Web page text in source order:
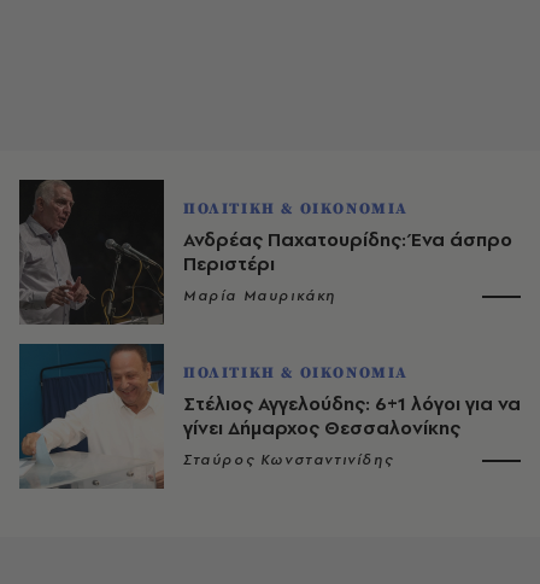
ΠΟΛΙΤΙΚΗ & ΟΙΚΟΝΟΜΙΑ
Ανδρέας Παχατουρίδης: Ένα άσπρο
Περιστέρι
Μαρία Μαυρικάκη
ΠΟΛΙΤΙΚΗ & ΟΙΚΟΝΟΜΙΑ
Στέλιος Αγγελούδης: 6+1 λόγοι για να
γίνει Δήμαρχος Θεσσαλονίκης
Σταύρος Κωνσταντινίδης